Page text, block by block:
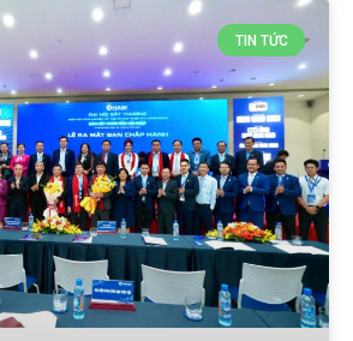
TIN TỨC